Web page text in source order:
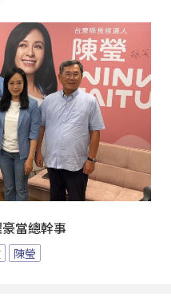
當總幹事
陳瑩